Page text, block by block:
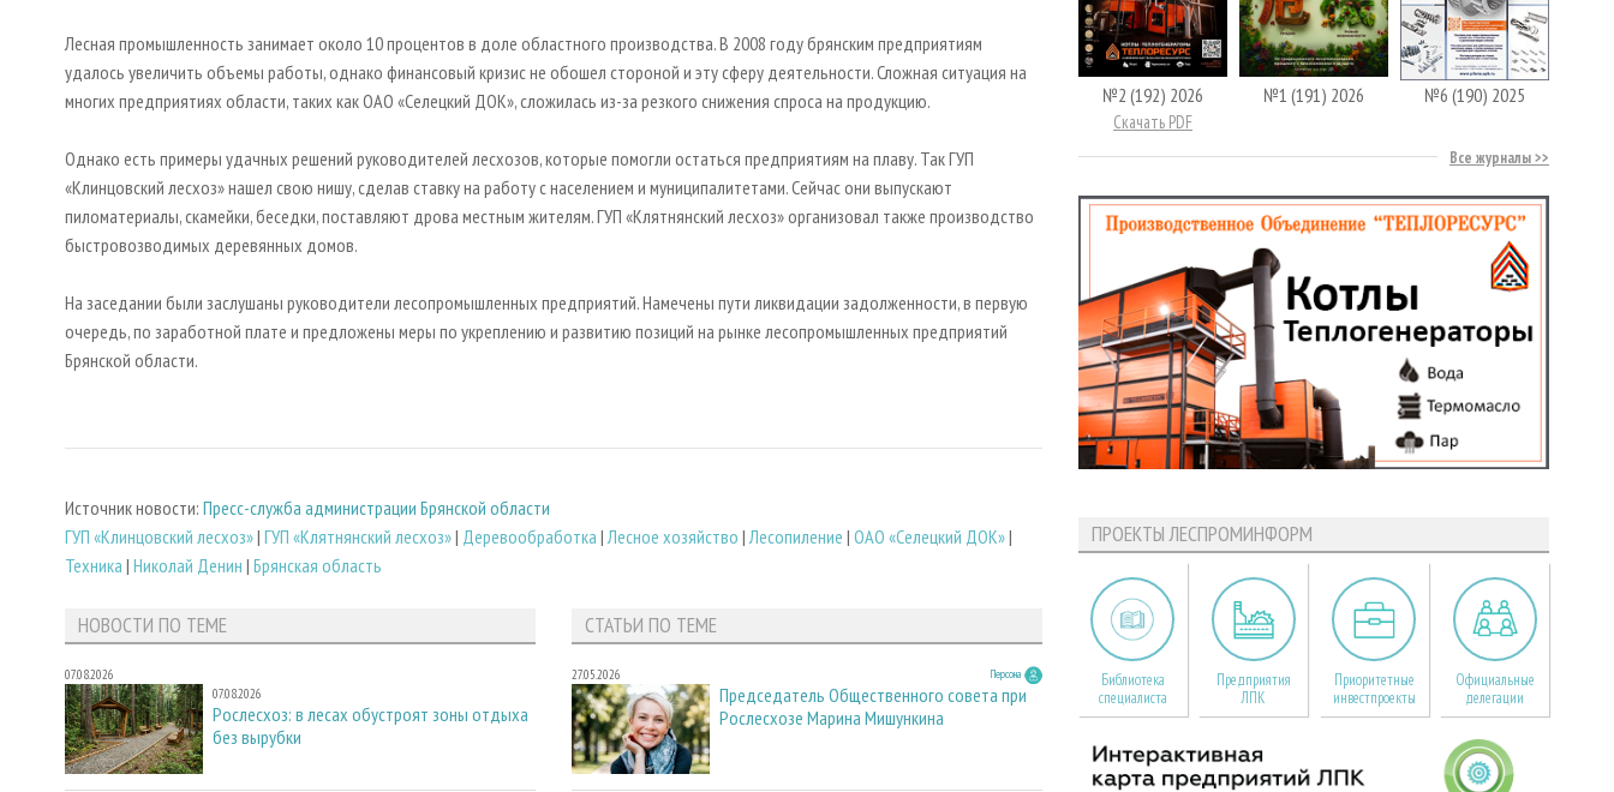
Лесная промышленность занимает около 10 процентов в доле областного производства. В 2008 году брянским предприятиям
удалось увеличить объемы работы, однако финансовый кризис не обошел стороной и эту сферу деятельности. Сложная ситуация на
многих предприятиях области, таких как ОАО «Селецкий ДОК», сложилась из-за резкого снижения спроса на продукцию.
Однако есть примеры удачных решений руководителей лесхозов, которые помогли остаться предприятиям на плаву. Так ГУП
«Клинцовский лесхоз» нашел свою нишу, сделав ставку на работу с населением и муниципалитетами. Сейчас они выпускают
пиломатериалы, скамейки, беседки, поставляют дрова местным жителям. ГУП «Клятнянский лесхоз» организовал также производство
быстровозводимых деревянных домов.
На заседании были заслушаны руководители лесопромышленных предприятий. Намечены пути ликвидации задолженности, в первую
очередь, по заработной плате и предложены меры по укреплению и развитию позиций на рынке лесопромышленных предприятий
Брянской области.
Источник новости: Пресс-служба администрации Брянской области
ГУП «Клинцовский лесхоз»| ГУП «Клятнянский лесхоз»| Деревообработка | Лесное хозяйство | Лесопиление | ОАО «Селецкий ДОК»|
Техника | Николай Денин | Брянская область
НОВОСТИ ПО ТЕМЕ
07.08.2026
07.08.2026
Рослесхоз: в лесах обустроят зоны отдыха
без вырубки
СТАТЬИ ПО ТЕМЕ
27.05.2026 Персона
Председатель Общественного совета при
Рослесхозе Марина Мишункина
№2 (192) 2026
Скачать PDF
№1 (191) 2026 №6 (190) 2025
Все журналы
ПРОЕКТЫ ЛЕСПРОМИНФОРМ
Библиотека
специалиста
Предприятия
ЛПК
Приоритетные
инвестпроекты
Официальные
делегации